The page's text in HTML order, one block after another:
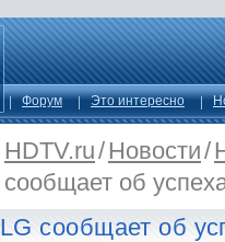
Форум Это интересно
HDTV.ru/Новости/
сообщает об
LG сообщает об